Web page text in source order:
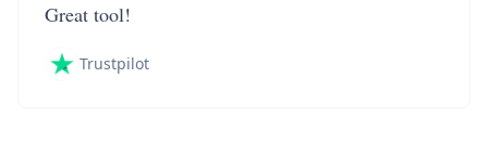
Great tool!
Trustpilot